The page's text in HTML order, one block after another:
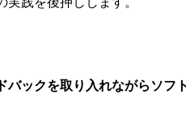
ックを取り入れながらソフ